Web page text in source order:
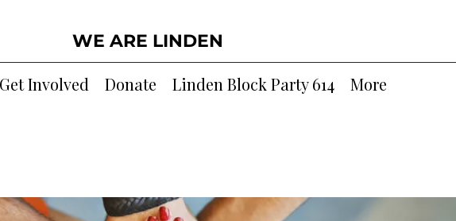
WE ARE LINDEN
Get Involved Donate Linden Block Party 614 More